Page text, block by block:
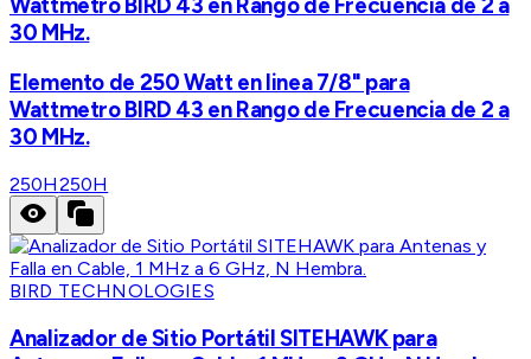
Wattmetro BIRD 43 en Rango de Frecuencia de 2 a
30 MHz.
Elemento de 250 Watt en linea 7/8" para
Wattmetro BIRD 43 en Rango de Frecuencia de 2 a
30 MHz.
250H250H
BIRD TECHNOLOGIES
Analizador de Sitio Portátil SITEHAWK para